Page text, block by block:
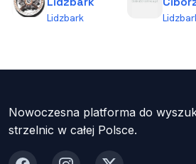
Lidzbark
Nowoczesna platforma do
strzelnic w całej Polsce.